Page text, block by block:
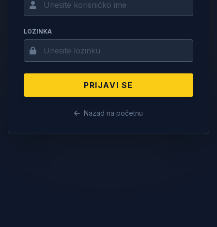
LOZINKA
PRIJAVI SE
Nazad na početnu